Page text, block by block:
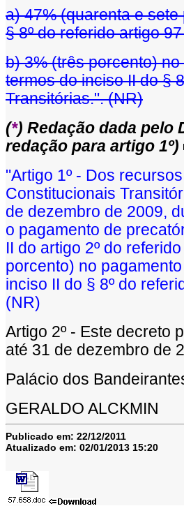
a) 47% (quarenta e
§ 8º do referido artigo
b) 3% (três porcento)
termos do inciso II do §
Transitórias.". (NR)
(*) Redação dada pelo
redação para artigo 1º)
"Artigo 1º - Dos
Constitucionais
de dezembro de 2009,
o pagamento de
II do artigo 2º do
porcento) no
inciso II do § 8º do
(NR)
Artigo 2º - Este decreto
até 31 de dezembro de
Palácio dos
GERALDO ALCKMIN
Publicado em: 22/12/2011
Atualizado em: 02/01/2013 15:20